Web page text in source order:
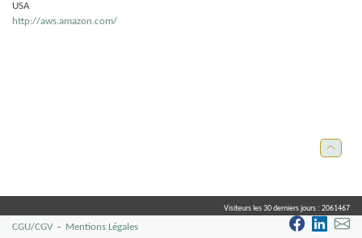
USA
http://aws.amazon.com/
Visiteurs les 30 derniers jours : 2061467
CGU/CGV - Mentions Légales